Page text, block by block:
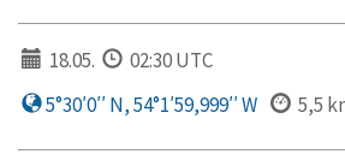
18.05.
02:30 UTC
5°30′0′′ N, 54°1′59,999′′ W
5,5